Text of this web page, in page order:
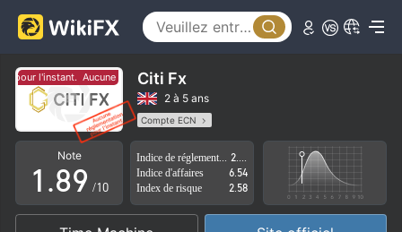
pour l'instant. Aucune réglementation pour l'instant.
Citi Fx
2 à 5 ans
Compte ECN
Licence de réglementation suspectée
Région d'affaires suspectée
Risque élevé potentiel
Note
0
1
2
.
4
5
6
7
8
9
5
6
7
8
9 /10
Indice d'affaires
6.54
Index de risque
2.58